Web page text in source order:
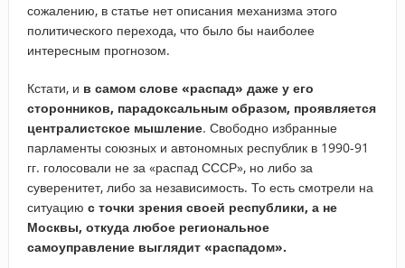
сожалению, в статье нет описания механизма этого
политического перехода, что было бы наиболее
интересным прогнозом.
Кстати, и в самом слове «распад» даже у его
сторонников, парадоксальным образом, проявляется
централистское мышление. Свободно избранные
парламенты союзных и автономных республик в 1990-91
гг. голосовали не за «распад СССР», но либо за
суверенитет, либо за независимость. То есть смотрели на
ситуацию с точки зрения своей республики, а не
Москвы, откуда любое региональное
самоуправление выглядит «распадом».